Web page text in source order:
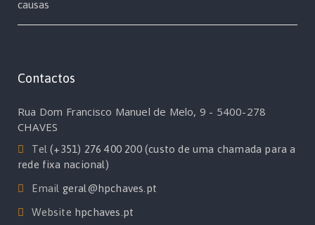
causas
Contactos
Rua Dom Francisco Manuel de Melo, 9 - 5400-278
CHAVES
Tel(+351) 276 400 200 (custo de uma chamada para a
rede fixa nacional)
Email geral@hpchaves.pt
Website hpchaves.pt